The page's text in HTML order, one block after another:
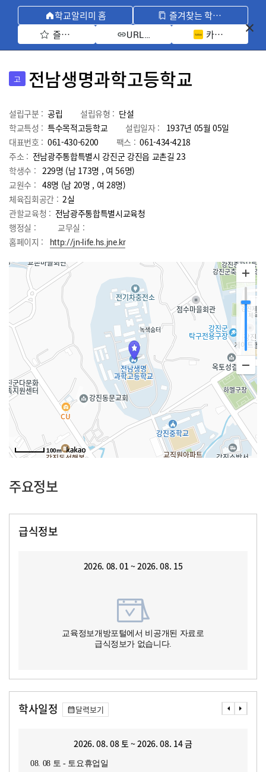
학교알리미 홈
즐겨찾는 학교 모아보기
즐겨찾기 선택
URL 복사 카카오톡 공유
고 전남생명과학고등학교
설립구분 : 공립 설립유형 : 단설
학교특성 : 특수목적고등학교 설립일자 :
1937년 05월 05일
대표번호 : 061-430-6200 팩스 : 061-434-4218
주소 : 전남광주통합특별시 강진군 강진읍 교촌길 23
학생수 : 229명 (남 173명 , 여 56명)
교원수 : 48명 (남 20명 , 여 28명)
체육집회공간 : 2실
관할교육청 : 전남광주통합특별시교육청
행정실 :
교무실 :
홈페이지 :
http://jn-life.hs.jne.kr
100m
주요정보
급식정보
2026. 08. 01 ~ 2026. 08. 15
교육정보개방포털에서 비공개된 자료로
급식정보가 없습니다.
학사일정 달력보기
2026. 08. 08 토 ~ 2026. 08. 14 금
08. 08 토 - 토요휴업일